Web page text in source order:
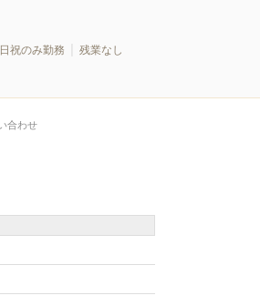
祝のみ勤務
残業なし
合わせ